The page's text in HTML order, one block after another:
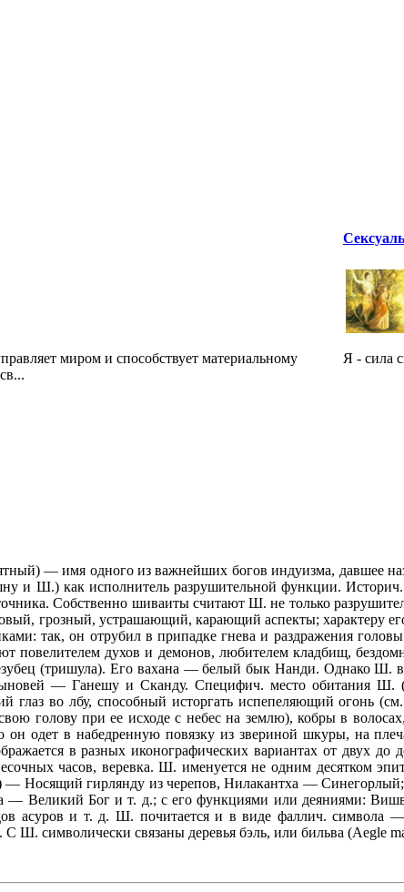
миром и способствует материальному
Я - сила
— имя одного из важнейших богов индуизма, давшее
и Ш.) как исполнитель разрушительной функции.
Собственно шиваиты считают Ш. не только
грозный, устрашающий, карающий аспекты; характеру
так, он отрубил в припадке гнева и раздражения
повелителем духов и демонов, любителем кладбищ,
(тришула). Его вахана — белый бык Нанди. Однако Ш.
— Ганешу и Сканду. Специфич. место обитания Ш.
глаз во лбу, способный исторгать испепеляющий огонь
голову при ее исходе с небес на землю), кобры в
одет в набедренную повязку из звериной шкуры, на
в разных иконографических вариантах от двух
часов, веревка. Ш. именуется не одним десятком
Носящий гирлянду из черепов, Нилакантха —
Великий Бог и т. д.; с его функциями или деяниями:
асуров и т. д. Ш. почитается и в виде фаллич.
Ш. символически связаны деревья бэль, или бильва (Aegle